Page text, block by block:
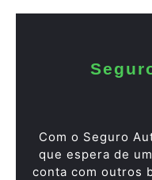
Com o Seguro
que espera de
conta com outros